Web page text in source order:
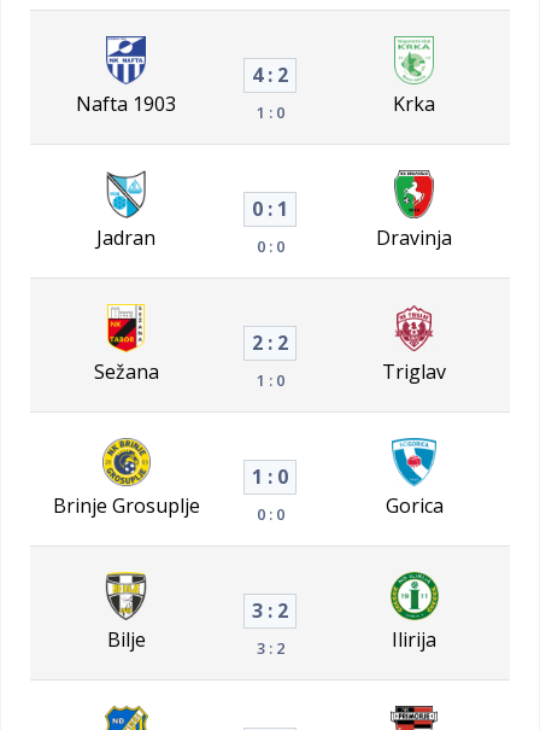
Nafta 1903
4 : 2
1 : 0 Krka
Jadran
0 : 1
0 : 0 Dravinja
Sežana
2 : 2
1 : 0 Triglav
Brinje Grosuplje
1 : 0
0 : 0 Gorica
Bilje
3 : 2
3 : 2 Ilirija